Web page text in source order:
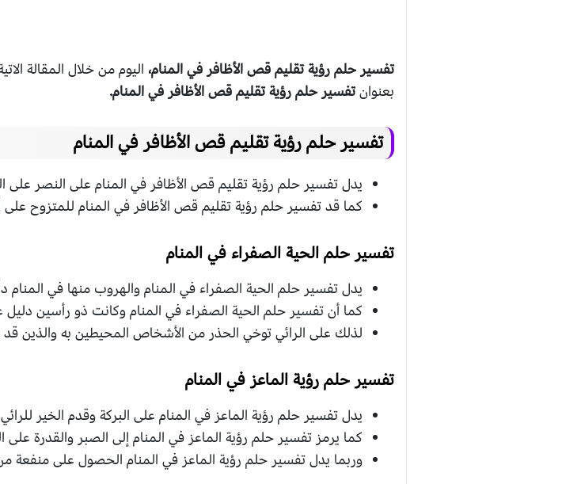
تفسير حلم رؤية تقليم قص الأظافر في المنام، اليوم من خلال المقالة
بعنوانتفسير حلم رؤية تقليم قص الأظافر في المنام.
تفسير حلم رؤية تقليم قص الأظافر في المنام
يدل تفسير حلم رؤية تقليم قص الأظافر في المنام على النصر على
كما قد تفسير حلم رؤية تقليم قص الأظافر في المنام للمتزوح على
تفسير حلم الحية الصفراء في المنام
يدل تفسير حلم الحية الصفراء في المنام والهروب منها في
كما أن تفسير حلم الحية الصفراء في المنام وكانت ذو رأسين
لذلك على الرائي توخي الحذر من الأشخاص المحيطين به والذين
تفسير حلم رؤية الماعز في المنام
يدل تفسير حلم رؤية الماعز في المنام على البركة وقدم الخير
كما يرمز تفسير حلم رؤية الماعز في المنام إلى الصبر والقدرة على
وربما يدل تفسير حلم رؤية الماعز في المنام الحصول على منفعة